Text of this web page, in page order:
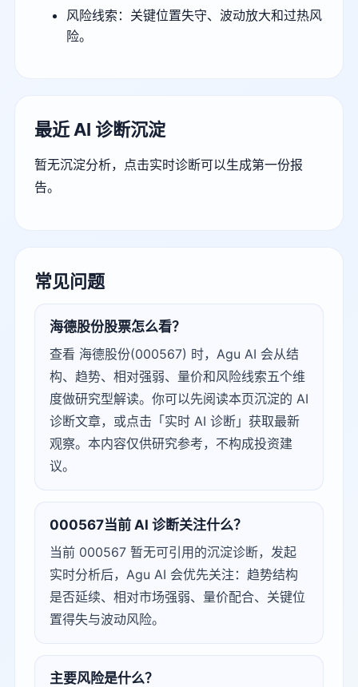
风险线索：关键位置失守、波动放大和过热风
险。
最近 AI 诊断沉淀
暂无沉淀分析，点击实时诊断可以生成第一份报
告。
常见问题
海德股份股票怎么看？
查看 海德股份(000567) 时，Agu AI 会从结
构、趋势、相对强弱、量价和风险线索五个维
度做研究型解读。你可以先阅读本页沉淀的 AI
诊断文章，或点击「实时 AI 诊断」获取最新
观察。本内容仅供研究参考，不构成投资建
议。
000567当前 AI 诊断关注什么？
当前 000567 暂无可引用的沉淀诊断，发起
实时分析后，Agu AI 会优先关注：趋势结构
是否延续、相对市场强弱、量价配合、关键位
置得失与波动风险。
主要风险是什么？